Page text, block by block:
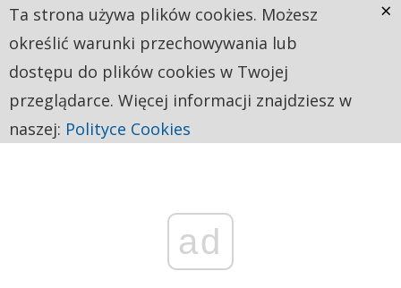
ad
Ta strona używa plików cookies. Możesz
określić warunki przechowywania lub
dostępu do plików cookies w Twojej
przeglądarce. Więcej informacji znajdziesz w
naszej: Polityce Cookies
×